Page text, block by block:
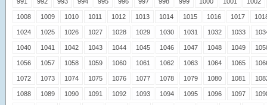
1008 1009 1010 1011 1012 1013 1014 1015 1016 1017
1024 1025 1026 1027 1028 1029 1030 1031 1032 1033
1040 1041 1042 1043 1044 1045 1046 1047 1048 1049
1056 1057 1058 1059 1060 1061 1062 1063 1064 1065
1072 1073 1074 1075 1076 1077 1078 1079 1080 1081
1088 1089 1090 1091 1092 1093 1094 1095 1096 1097